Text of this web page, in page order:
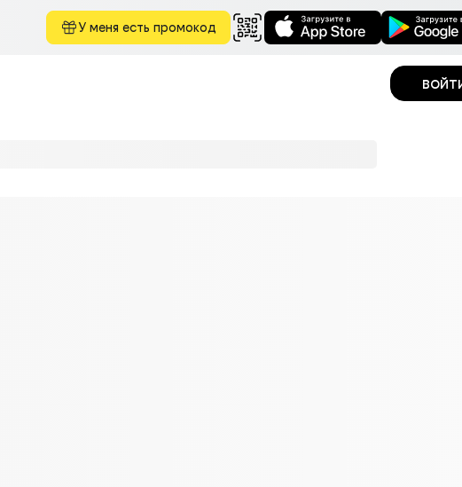
У меня есть промокод